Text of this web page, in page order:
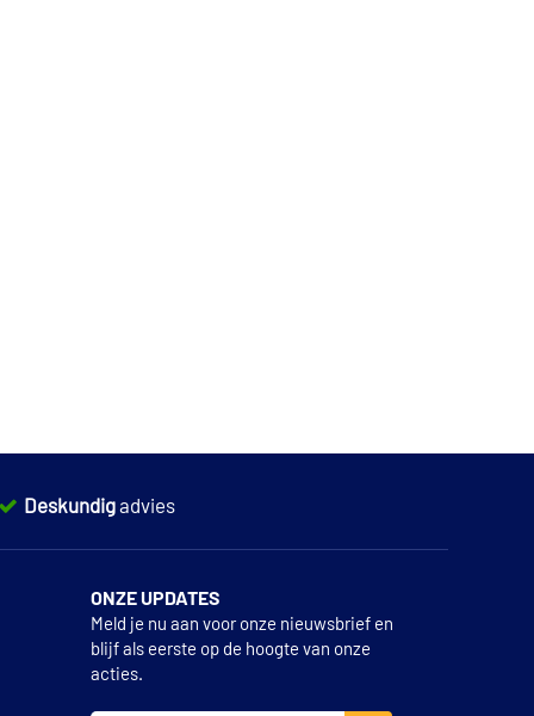
Deskundigadvies
ONZE UPDATES
Meld je nu aan voor onze nieuwsbrief en
blijf als eerste op de hoogte van onze
acties.